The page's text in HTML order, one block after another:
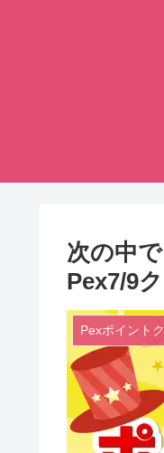
次の中
Pex7/9
Pexポイント